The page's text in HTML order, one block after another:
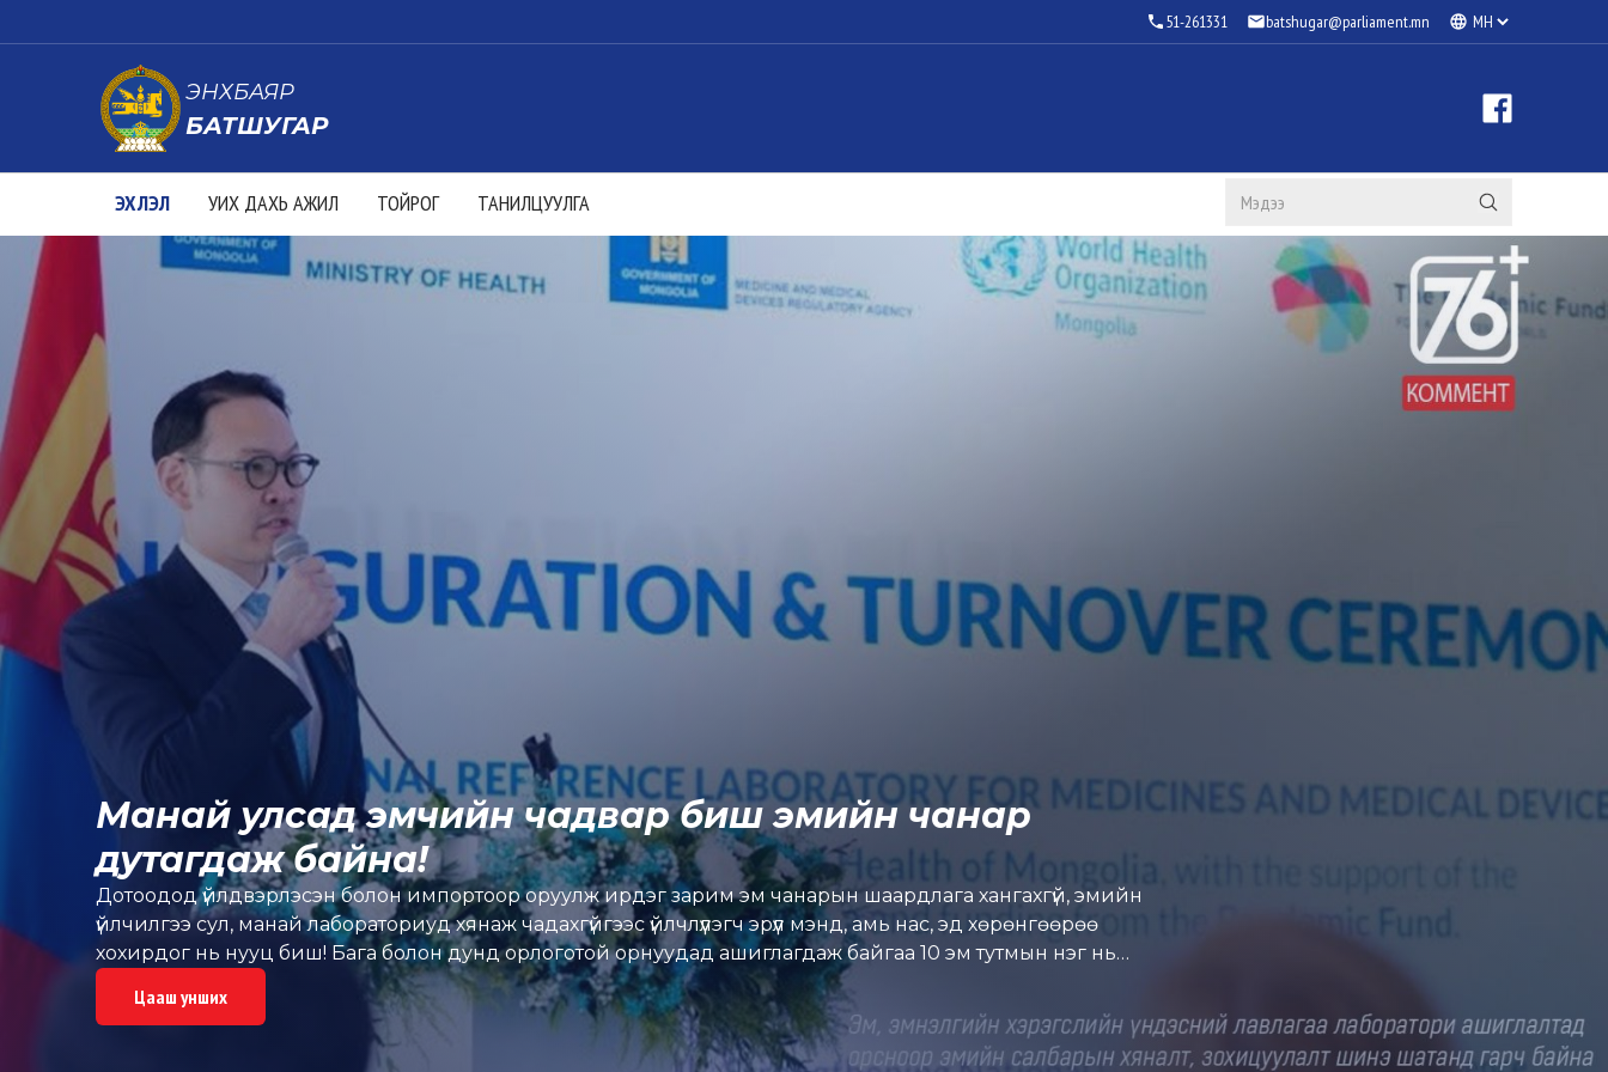
51-261331 batshugar@parliament.mn
ЭНХБАЯР
БАТШУГАР
ЭХЛЭЛ УИХ ДАХЬ АЖИЛ ТОЙРОГ ТАНИЛЦУУЛГА
Манай улсад эмчийн чадвар биш эмийн чанар
дутагдаж байна!
Дотоодод үйлдвэрлэсэн болон импортоор оруулж ирдэг зарим эм чанарын шаардлага хангахгүй, эмийн
үйлчилгээ сул, манай лабораториуд хянаж чадахгүйгээс үйлчлүүлэгч эрүүл мэнд, амь нас, эд хөрөнгөөрөө
хохирдог нь нууц биш! Бага болон дунд орлоготой орнуудад ашиглагдаж байгаа 10 эм тутмын нэг нь
стандартын шаардлага хангаагүй эсвэл хуурамч байдаг! Энэ бол зөвхөн техникийн асуудал биш, хүний амь
насанд аюул учруулж буй асуудал юм. Хүчирхэг эмийн лаборатори гэдэг нь зүгээр нэг барилга, байгууламж
бус нийгмийг эрсдэлээс хамгаалдаг хамгаалалтын тогтолцоо юм. Тэгвэл Монгол Улс өнөөдөр энэхүү
Цааш унших